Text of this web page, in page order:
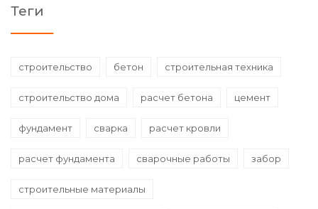
Теги
строительство бетон строительная техника
строительство дома расчет бетона цемент
фундамент сварка расчет кровли
расчет фундамента сварочные работы забор
строительные материалы